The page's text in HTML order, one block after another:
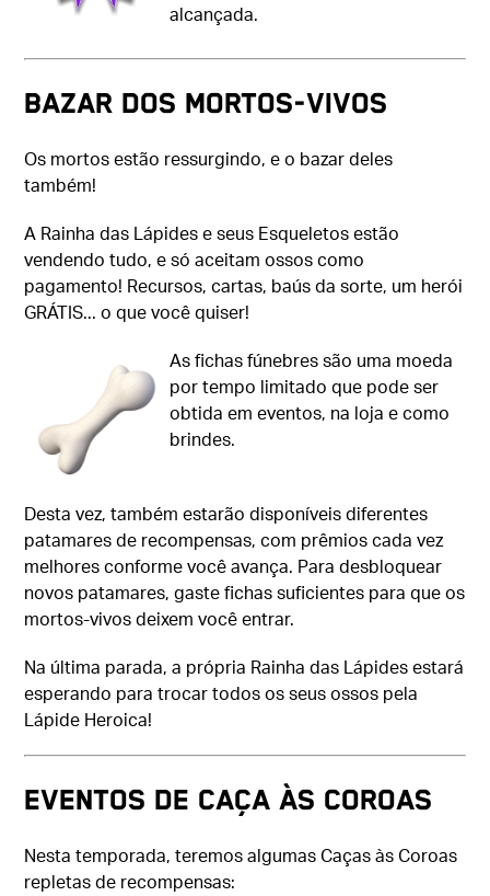
alcançada.
BAZAR DOS MORTOS-VIVOS
Os mortos estão ressurgindo, e o bazar deles
também!
A Rainha das Lápides e seus Esqueletos estão
vendendo tudo, e só aceitam ossos como
pagamento! Recursos, cartas, baús da sorte, um herói
GRÁTIS... o que você quiser!
As fichas fúnebres são uma moeda
por tempo limitado que pode ser
obtida em eventos, na loja e como
brindes.
Desta vez, também estarão disponíveis diferentes
patamares de recompensas, com prêmios cada vez
melhores conforme você avança. Para desbloquear
novos patamares, gaste fichas suficientes para que os
mortos-vivos deixem você entrar.
Na última parada, a própria Rainha das Lápides estará
esperando para trocar todos os seus ossos pela
Lápide Heroica!
EVENTOS DE CAÇA ÀS COROAS
Nesta temporada, teremos algumas Caças às Coroas
repletas de recompensas: